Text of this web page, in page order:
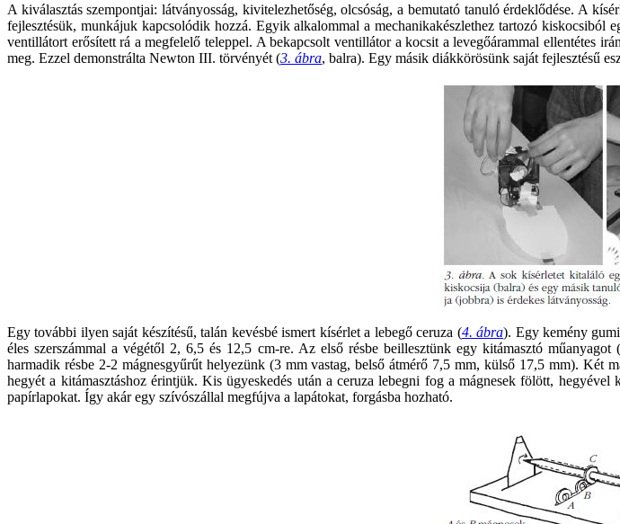
A kiválasztás szempontjai: látványosság, kivitelezhetőség, olcsóság, a bemutató tanuló érdeklődése. A
fejlesztésük, munkájuk kapcsolódik hozzá. Egyik alkalommal a mechanikakészlethez tartozó kiskocsiból
ventillátort erősített rá a megfelelő teleppel. A bekapcsolt ventillátor a kocsit a levegőárammal ellentétes
meg. Ezzel demonstrálta Newton III. törvényét (3. ábra, balra). Egy másik diákkörösünk saját fejlesztésű
Egy további ilyen saját készítésű, talán kevésbé ismert kísérlet a lebegő ceruza (4. ábra). Egy kemény
éles szerszámmal a végétől 2, 6,5 és 12,5 cm-re. Az első résbe beillesztünk egy kitámasztó
harmadik résbe 2-2 mágnesgyűrűt helyezünk (3 mm vastag, belső átmérő 7,5 mm, külső 17,5 mm). Két
hegyét a kitámasztáshoz érintjük. Kis ügyeskedés után a ceruza lebegni fog a mágnesek fölött,
papírlapokat. Így akár egy szívószállal megfújva a lapátokat, forgásba hozható.